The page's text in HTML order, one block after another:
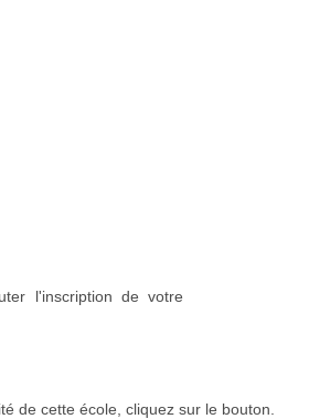
l'inscription de votre
de cette école, cliquez sur le bouton.